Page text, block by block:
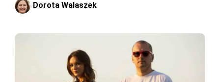
Dorota Walaszek